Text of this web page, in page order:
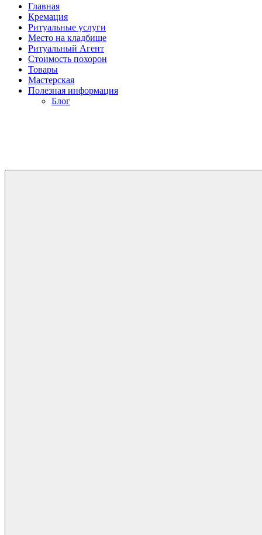
Главная
Кремация
Ритуальные услуги
Место на кладбище
Ритуальный Агент
Стоимость похорон
Товары
Мастерская
Полезная информация
Блог